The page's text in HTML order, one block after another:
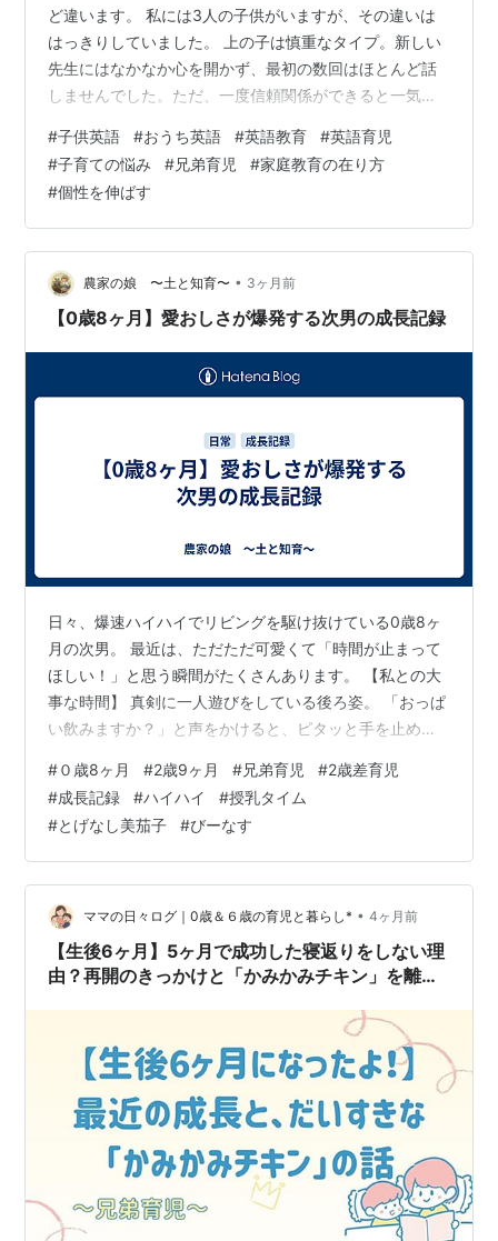
ど違います。 私には3人の子供がいますが、その違いは
はっきりしていました。 上の子は慎重なタイプ。新しい
先生にはなかなか心を開かず、最初の数回はほとんど話
しませんでした。ただ、一度信頼関係ができると一気に
ら一気に伸びました。 真ん中の子は正反対。初日から自
分で話しかけるほど社交的です。ただし、飽きやすい。2
ヶ月目には「もうやりたくない」と言い出し、そこから
継続させるまでに時間がかかりました。 下の子はマイペ
ース。上の2人のレッスンを見ていた影響で、理解自体は
早い。ただ、自分の番になると緊張して…
#子供英語 #おうち英語 #英語教育 #英語育児
#子育ての悩み #兄弟育児 #家庭教育の在り方
#個性を伸ばす
農家の娘 〜土と知育〜 • 3ヶ月前
【0歳8ヶ月】愛おしさが爆発する次男の成長記録
日々、爆速ハイハイでリビングを駆け抜けている0歳8ヶ
月の次男。 最近は、ただただ可愛くて「時間が止まって
ほしい！」と思う瞬間がたくさんあります。 【私との大
事な時間】 真剣に一人遊びをしている後ろ姿。 「おっぱ
い飲みますか？」と声をかけると、ピタッと手を止めて
膝へ登り、口を尖らせてハフハフ言っている姿は、もう
悶絶級の可愛さです。 【長男との追いかけっこ】 夕食後
のひととき、2歳9ヶ月の長男との追いかけっこが始まり
ました。 次男が明らかに兄を追いかけ、二人で「キャー
ーー！！！」と大声を出しながらダイニングテーブルを
回っています。 弟に合わせてハ…
#０歳8ヶ月 #2歳9ヶ月 #兄弟育児 #2歳差育児
#成長記録 #ハイハイ #授乳タイム
#とげなし美茄子 #びーなす
ママの日々ログ｜0歳＆６歳の育児と暮らし* • 4ヶ月前
【生後6ヶ月】5ヶ月で成功した寝返りをしない理
由？再開のきっかけと「かみかみチキン」を離さ